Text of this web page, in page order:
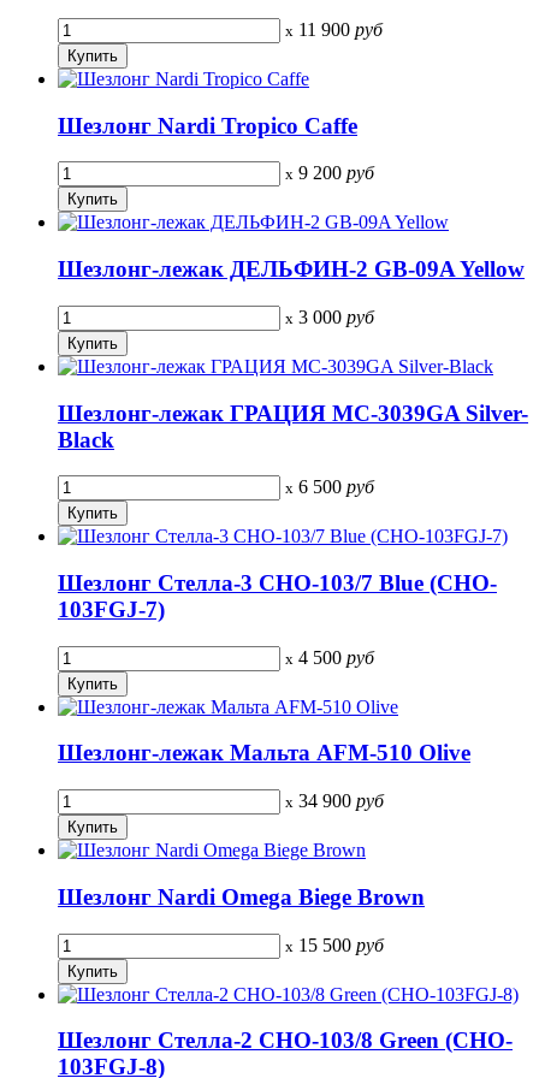
x 11 900 руб
Шезлонг Nardi Tropico Caffe
x 9 200 руб
Шезлонг-лежак ДЕЛЬФИН-2 GB-09A Yellow
x 3 000 руб
Шезлонг-лежак ГРАЦИЯ MC-3039GA Silver-
Black
x 6 500 руб
Шезлонг Стелла-3 CHO-103/7 Blue (CHO-
103FGJ-7)
x 4 500 руб
Шезлонг-лежак Мальта AFM-510 Olive
x 34 900 руб
Шезлонг Nardi Omega Biege Brown
x 15 500 руб
Шезлонг Стелла-2 CHO-103/8 Green (CHO-
103FGJ-8)